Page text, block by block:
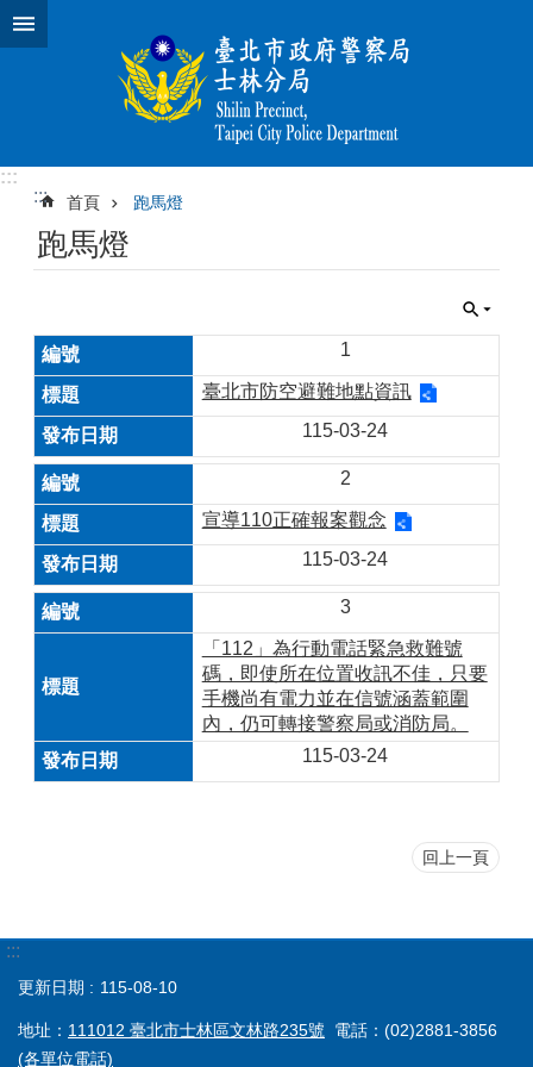
跳到主要內容區塊
:::
:::
首頁 跑馬燈
跑馬燈
1
臺北市防空避難地點資訊
115-03-24
2
宣導110正確報案觀念
115-03-24
3
「112」為行動電話緊急救難號
碼，即使所在位置收訊不佳，只要
手機尚有電力並在信號涵蓋範圍
內，仍可轉接警察局或消防局。
115-03-24
回上一頁
:::
更新日期 115-08-10
地址： 111012 臺北市士林區文林路235號 電話：(02)2881-3856
(各單位電話)